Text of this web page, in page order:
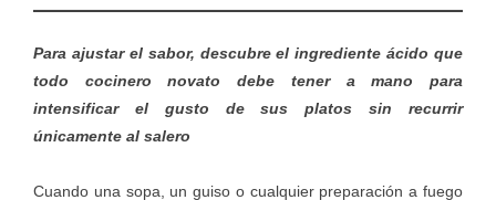
Para ajustar el sabor, descubre el ingrediente ácido que
todo cocinero novato debe tener a mano para
intensificar el gusto de sus platos sin recurrir
únicamente al salero
Cuando una sopa, un guiso o cualquier preparación a fuego